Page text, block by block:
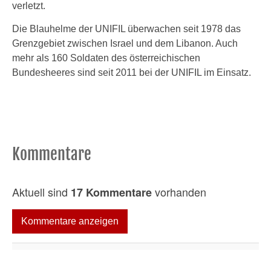
verletzt.
Die Blauhelme der UNIFIL überwachen seit 1978 das
Grenzgebiet zwischen Israel und dem Libanon. Auch
mehr als 160 Soldaten des österreichischen
Bundesheeres sind seit 2011 bei der UNIFIL im Einsatz.
Kommentare
Aktuell sind 17 Kommentarevorhanden
Kommentare anzeigen